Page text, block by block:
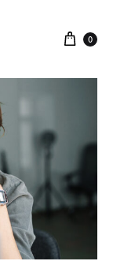
Cart
0